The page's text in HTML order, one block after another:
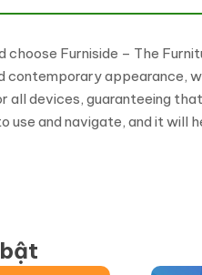
Furniside – The
appearance,
devices, guaranteeing
and navigate, and it will